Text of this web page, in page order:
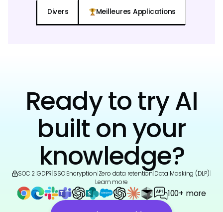
Divers Meilleures Applications
Ready to try AI
built on your
knowledge?
SOC 2 GDPR SSO|Encryption Zero data retention Data Masking (DLP)
Learn more
100+ more